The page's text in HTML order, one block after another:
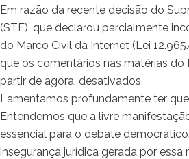
Em razão da recente decisão do
(STF), que declarou parcialmente
do Marco Civil da Internet (Lei
que os comentários nas matérias do
partir de agora, desativados.
Lamentamos profundamente ter
Entendemos que a livre
essencial para o debate
insegurança jurídica gerada por